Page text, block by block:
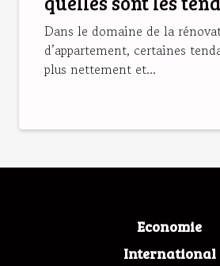
2025 ?
Dans le domaine de la
d’appartement, certaines
plus nettement et...
Economie
International